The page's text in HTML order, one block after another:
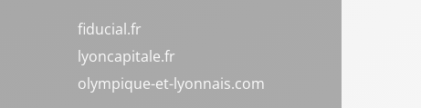
fiducial.fr
lyoncapitale.fr
olympique-et-lyonnais.com